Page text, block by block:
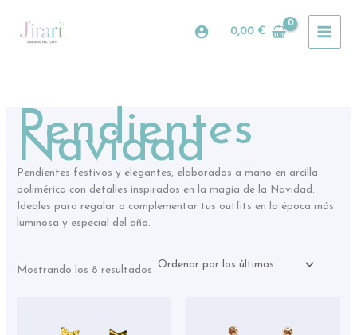
contenido
0,00 €
Pendientes
Navidad
Pendientes festivos y elegantes, elaborados a mano en arcilla
polimérica con detalles inspirados en la magia de la Navidad.
Ideales para regalar o complementar tus outfits en la época más
luminosa y especial del año.
Mostrando los 8 resultados
precios: